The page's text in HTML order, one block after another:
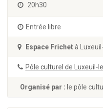
20h30
Entrée libre
Espace Frichetà
Pôle culturel de Luxeuil-
Organisé par : le pôle